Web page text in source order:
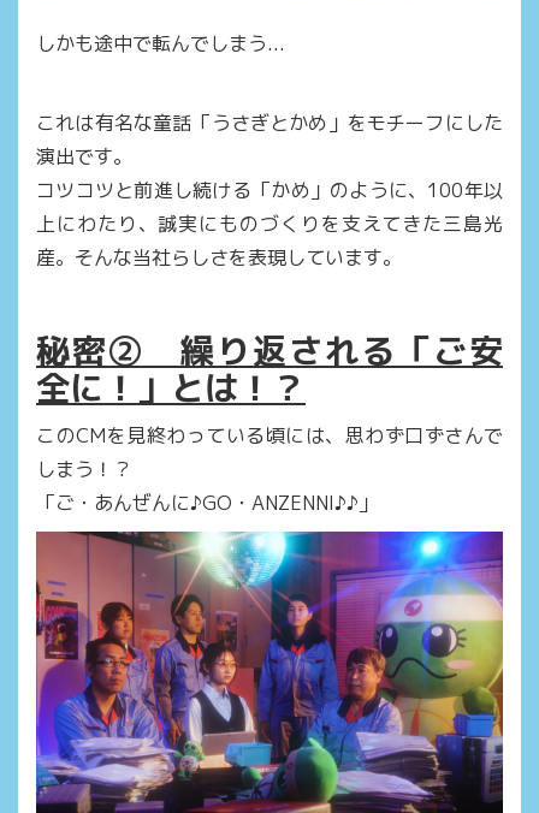
しかも途中で転んでしまう...
これは有名な童話「うさぎとかめ」をモチーフにした
演出です。
コツコツと前進し続ける「かめ」のように、100年以
上にわたり、誠実にものづくりを支えてきた三島光
産。そんな当社らしさを表現しています。
秘密② 繰り返される「ご安
全に！」とは！？
このCMを見終わっている頃には、思わず口ずさんで
しまう！？
「ご・あんぜんに♪GO・ANZENNI♪♪」